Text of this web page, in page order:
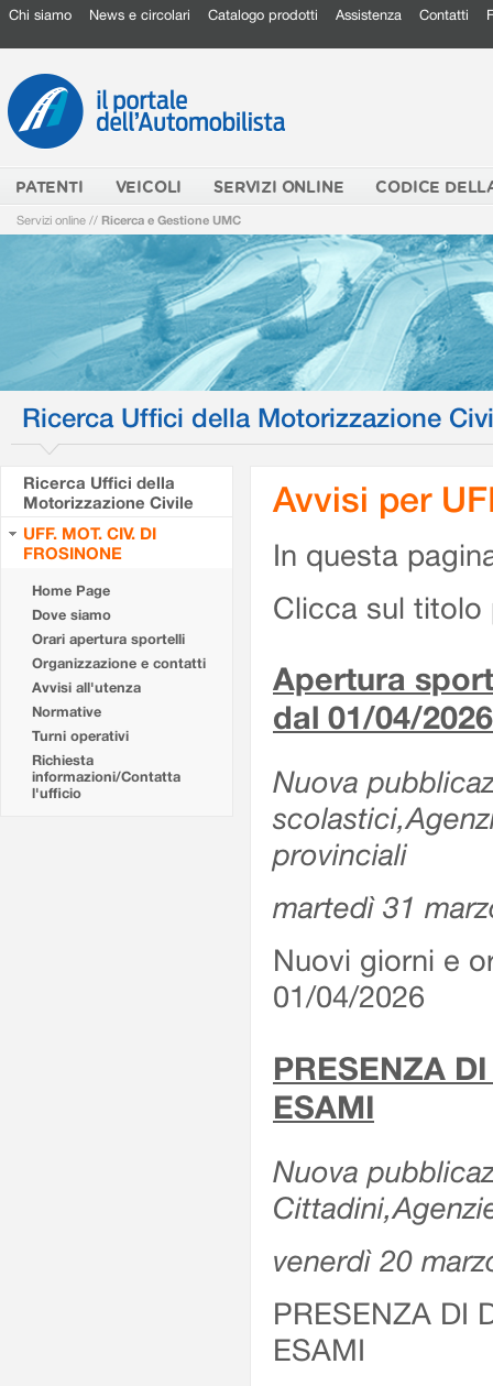
Chi siamo News e circolari Catalogo prodotti Assistenza Contatti
PATENTI VEICOLI SERVIZI ONLINE CODICE
Servizi online // Ricerca e Gestione UMC
Ricerca Uffici della Motorizzazione
Ricerca Uffici della
Motorizzazione Civile
UFF. MOT. CIV. DI
FROSINONE
Home Page
Dove siamo
Orari apertura sportelli
Organizzazione e contatti
Avvisi all'utenza
Normative
Turni operativi
Richiesta
informazioni/Contatta
l'ufficio
Avvisi per
In questa
Clicca sul titolo
Apertura
dal 01/04/2026
Nuova
provinciali
martedì 31
Nuovi giorni e
01/04/2026
PRESENZA
ESAMI
Nuova
venerdì 20
PRESENZA DI
ESAMI